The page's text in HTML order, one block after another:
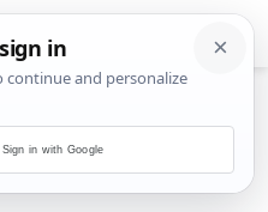
Sign in with Google